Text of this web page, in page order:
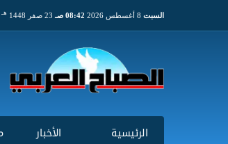
السبت 08:42 صـ 23 صفر 1448 هـ
الرئيسية الأخبار